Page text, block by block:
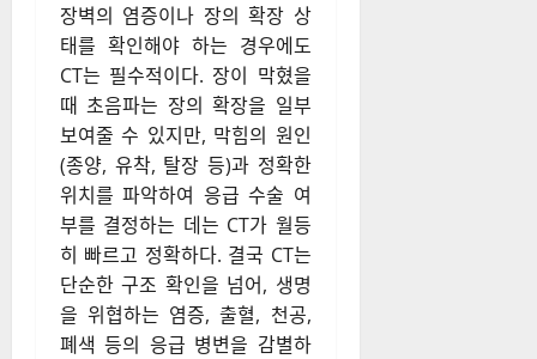
장벽의 염증이나 장의 확장 상
태를 확인해야 하는 경우에도
CT는 필수적이다. 장이 막혔을
때 초음파는 장의 확장을 일부
보여줄 수 있지만, 막힘의 원인
(종양, 유착, 탈장 등)과 정확한
위치를 파악하여 응급 수술 여
부를 결정하는 데는 CT가 월등
히 빠르고 정확하다. 결국 CT는
단순한 구조 확인을 넘어, 생명
을 위협하는 염증, 출혈, 천공,
폐색 등의 응급 병변을 감별하